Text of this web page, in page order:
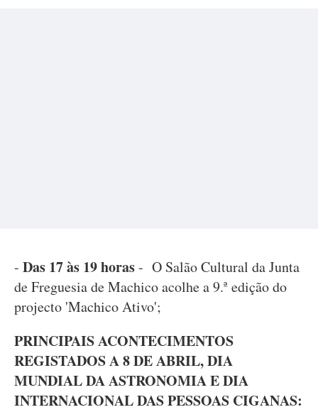
- Das 17 às 19 horas- O Salão Cultural da Junta
de Freguesia de Machico acolhe a 9.ª edição do
projecto 'Machico Ativo';
PRINCIPAIS ACONTECIMENTOS
REGISTADOS A 8 DE ABRIL, DIA
MUNDIAL DA ASTRONOMIA E DIA
INTERNACIONAL DAS PESSOAS CIGANAS: